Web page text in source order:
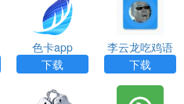
色卡app
下载
李云龙吃鸡语
音包完整版ap
p
下载